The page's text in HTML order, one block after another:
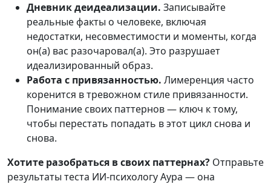
Дневник деидеализации. Записывайте
реальные факты о человеке, включая
недостатки, несовместимости и моменты, когда
он(а) вас разочаровал(а). Это разрушает
идеализированный образ.
Работа с привязанностью. Лимеренция часто
коренится в тревожном стиле привязанности.
Понимание своих паттернов — ключ к тому,
чтобы перестать попадать в этот цикл снова и
снова.
Хотите разобраться в своих паттернах? Отправьте
результаты теста ИИ-психологу Аура — она